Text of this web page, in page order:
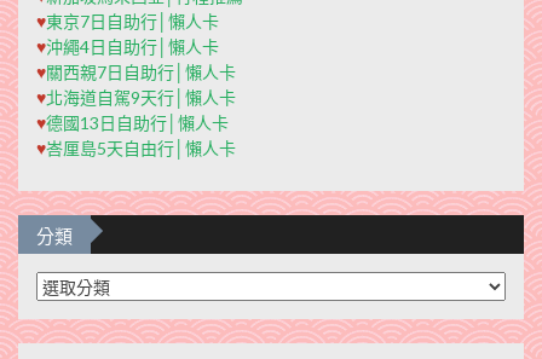
♥東京7日自助行│懶人卡
♥沖繩4日自助行│懶人卡
♥關西親7日自助行│懶人卡
♥北海道自駕9天行│懶人卡
♥德國13日自助行│懶人卡
♥峇厘島5天自由行│懶人卡
分類
分
類